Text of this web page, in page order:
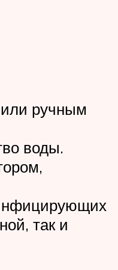
ручным
воды.
так и